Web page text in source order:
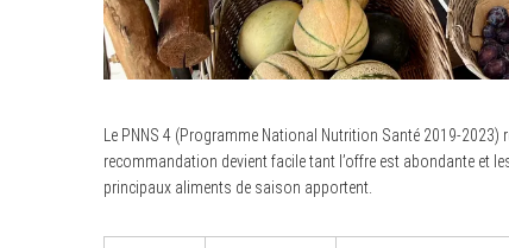
Le PNNS 4 (Programme National Nutrition Santé 2019-
recommandation devient facile tant l’offre est abondante et
principaux aliments de saison apportent.